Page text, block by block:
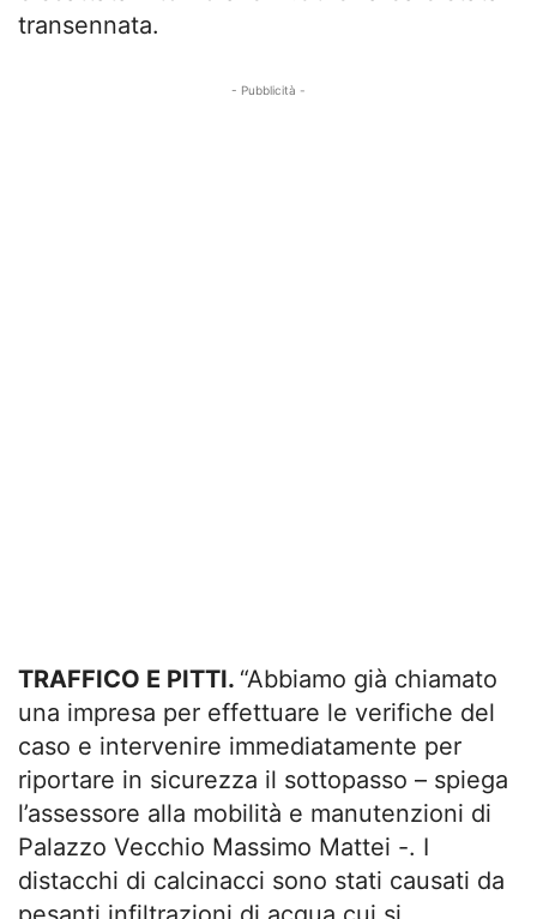
transennata.
- Pubblicità -
TRAFFICO E PITTI. “Abbiamo già chiamato
una impresa per effettuare le verifiche del
caso e intervenire immediatamente per
riportare in sicurezza il sottopasso – spiega
l’assessore alla mobilità e manutenzioni di
Palazzo Vecchio Massimo Mattei -. I
distacchi di calcinacci sono stati causati da